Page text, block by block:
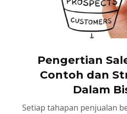
Pengertian
Contoh dan
Dalam
Setiap tahapan penjualan